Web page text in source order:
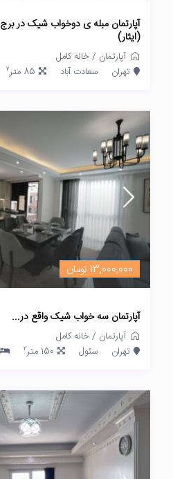
آپارتمان مبله ی دوخواب شیک در
(ایثار)
آپارتمان /خانه کامل
تهران
سعادت آباد 85 متر 2
13,000,000 تومان
آپارتمان سه خواب شیک واقع در...
آپارتمان /خانه کامل
تهران
سئول 150 متر 2